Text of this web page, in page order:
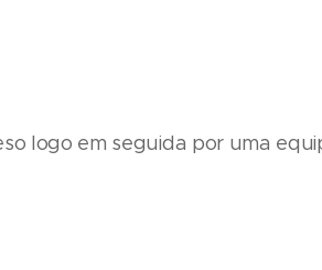
logo em seguida por uma